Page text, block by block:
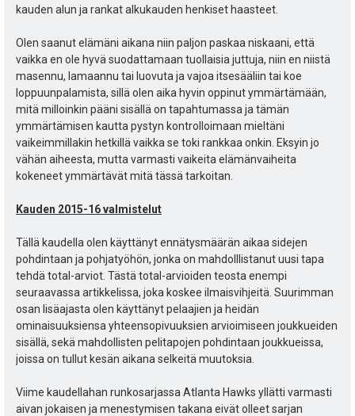
kauden alun ja rankat alkukauden henkiset haasteet.
Olen saanut elämäni aikana niin paljon paskaa niskaani, että
vaikka en ole hyvä suodattamaan tuollaisia juttuja, niin en niistä
masennu, lamaannu tai luovuta ja vajoa itsesääliin tai koe
loppuunpalamista, sillä olen aika hyvin oppinut ymmärtämään,
mitä milloinkin pääni sisällä on tapahtumassa ja tämän
ymmärtämisen kautta pystyn kontrolloimaan mieltäni
vaikeimmillakin hetkillä vaikka se toki rankkaa onkin. Eksyin jo
vähän aiheesta, mutta varmasti vaikeita elämänvaiheita
kokeneet ymmärtävät mitä tässä tarkoitan.
Kauden 2015-16 valmistelut
Tällä kaudella olen käyttänyt ennätysmäärän aikaa sidejen
pohdintaan ja pohjatyöhön, jonka on mahdolllistanut uusi tapa
tehdä total-arviot. Tästä total-arvioiden teosta enempi
seuraavassa artikkelissa, joka koskee ilmaisvihjeitä. Suurimman
osan lisäajasta olen käyttänyt pelaajien ja heidän
ominaisuuksiensa yhteensopivuuksien arvioimiseen joukkueiden
sisällä, sekä mahdollisten pelitapojen pohdintaan joukkueissa,
joissa on tullut kesän aikana selkeitä muutoksia.
Viime kaudellahan runkosarjassa Atlanta Hawks yllätti varmasti
aivan jokaisen ja menestymisen takana eivät olleet sarjan